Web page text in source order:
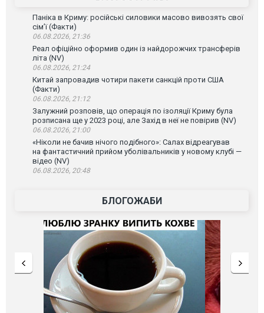
Паніка в Криму: російські силовики масово вивозять свої
сім’ї (Факти)
06.08.2026, 21:36
Реал офіційно оформив один із найдорожчих трансферів
літа (NV)
06.08.2026, 21:24
Китай запровадив чотири пакети санкцій проти США
(Факти)
06.08.2026, 21:12
Залужний розповів, що операція по ізоляції Криму була
розписана ще у 2023 році, але Захід в неї не повірив (NV)
06.08.2026, 21:00
«Ніколи не бачив нічого подібного»: Салах відреагував
на фантастичний прийом уболівальників у новому клубі —
відео (NV)
06.08.2026, 20:48
БЛОГОЖАБИ